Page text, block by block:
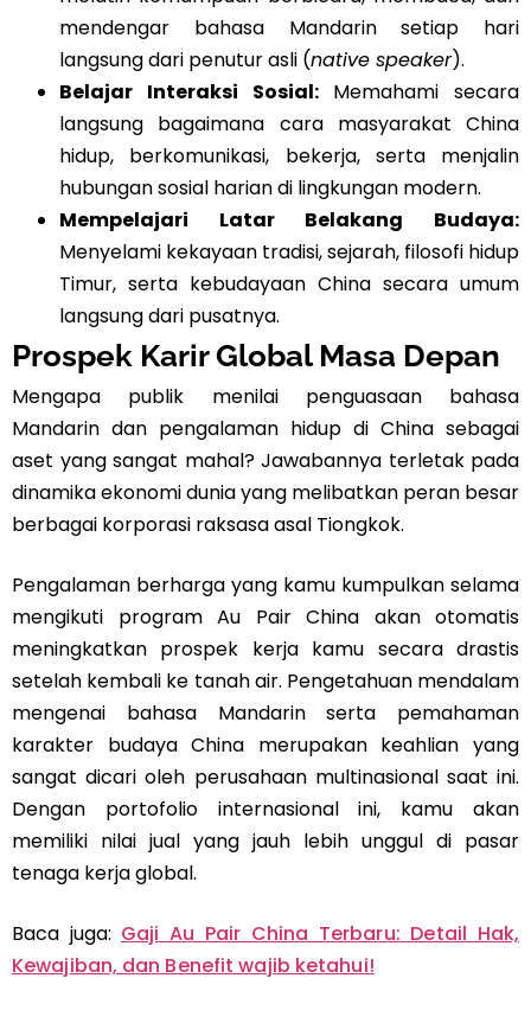
mendengar bahasa Mandarin setiap hari
langsung dari penutur asli (native speaker).
Belajar Interaksi Sosial:Memahami secara
langsung bagaimana cara masyarakat China
hidup, berkomunikasi, bekerja, serta menjalin
hubungan sosial harian di lingkungan modern.
Mempelajari Latar Belakang Budaya:
Menyelami kekayaan tradisi, sejarah, filosofi hidup
Timur, serta kebudayaan China secara umum
langsung dari pusatnya.
Prospek Karir Global Masa Depan
Mengapa publik menilai penguasaan bahasa
Mandarin dan pengalaman hidup di China sebagai
aset yang sangat mahal? Jawabannya terletak pada
dinamika ekonomi dunia yang melibatkan peran besar
berbagai korporasi raksasa asal Tiongkok.
Pengalaman berharga yang kamu kumpulkan selama
mengikuti program Au Pair China akan otomatis
meningkatkan prospek kerja kamu secara drastis
setelah kembali ke tanah air. Pengetahuan mendalam
mengenai bahasa Mandarin serta pemahaman
karakter budaya China merupakan keahlian yang
sangat dicari oleh perusahaan multinasional saat ini.
Dengan portofolio internasional ini, kamu akan
memiliki nilai jual yang jauh lebih unggul di pasar
tenaga kerja global.
Baca juga: Gaji Au Pair China Terbaru: Detail Hak,
Kewajiban, dan Benefit wajib ketahui!